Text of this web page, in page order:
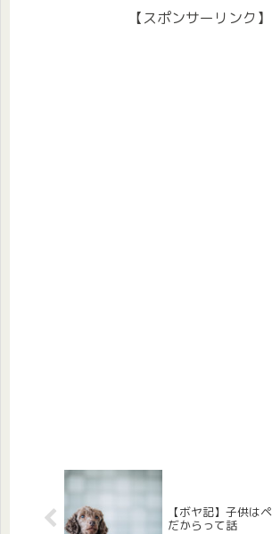
です。再びタピオカがブーム
な訳でタピオカ活動、略して
怒ってます
『性的表現
【スポンサーリンク】
【ボヤ記】子供は
だからって話